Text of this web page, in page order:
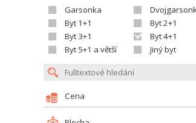
Garsonka
Byt 1+1
Byt 2+1
Byt 3+1
Byt 4+1
Byt 5+1 a větší
Jiný byt
Cena